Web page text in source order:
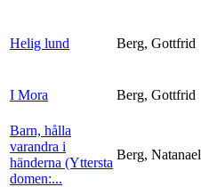
Helig lund Berg, Gottfrid
I Mora Berg, Gottfrid
Barn, hålla
varandra i
händerna (Yttersta
domen:...
Berg, Natanael